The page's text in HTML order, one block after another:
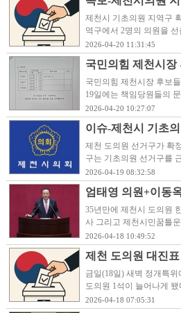
제천시 기초의원 지역구
역구에서 2명의 의원을
2026-04-20 11:31:45
국민의힘 제천시
국민의힘 제천시장 후보
19일에는 책임당원들의
2026-04-20 10:27:07
이슈-제천시 기초
제천 도의원 선거구가 확
구는 기초의원 선거구를
2026-04-19 08:32:58
엄태영 의원+이동
35년만에 제천시 도의원
사 그리고 제천시민꿈틀
2026-04-18 10:49:52
제천 도의원 대진
금일(18일) 새벽 정개특
도의원 1석이 늘어나게
2026-04-18 07:05:31